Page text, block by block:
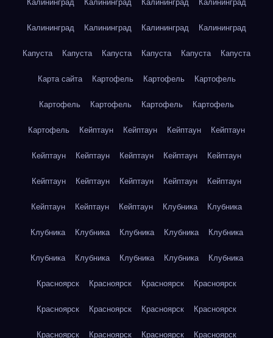
Калининград Калининград Калининград Калининград
Калининград Калининград Калининград Калининград
Капуста Капуста Капуста Капуста Капуста Капуста
Карта сайта Картофель Картофель Картофель
Картофель Картофель Картофель Картофель
Картофель Кейптаун Кейптаун Кейптаун Кейптаун
Кейптаун Кейптаун Кейптаун Кейптаун Кейптаун
Кейптаун Кейптаун Кейптаун Кейптаун Кейптаун
Кейптаун Кейптаун Кейптаун Клубника Клубника
Клубника Клубника Клубника Клубника Клубника
Клубника Клубника Клубника Клубника Клубника
Красноярск Красноярск Красноярск Красноярск
Красноярск Красноярск Красноярск Красноярск
Красноярск Красноярск Красноярск Красноярск